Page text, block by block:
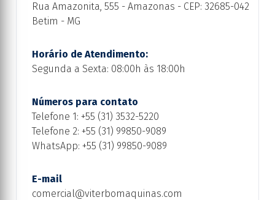
Rua Amazonita, 555 - Amazonas - CEP: 32685-042
Betim - MG
Horário de Atendimento:
Segunda a Sexta: 08:00h às 18:00h
Números para contato
Telefone 1: +55 (31) 3532-5220
Telefone 2: +55 (31) 99850-9089
WhatsApp: +55 (31) 99850-9089
E-mail
comercial@viterbomaquinas.com